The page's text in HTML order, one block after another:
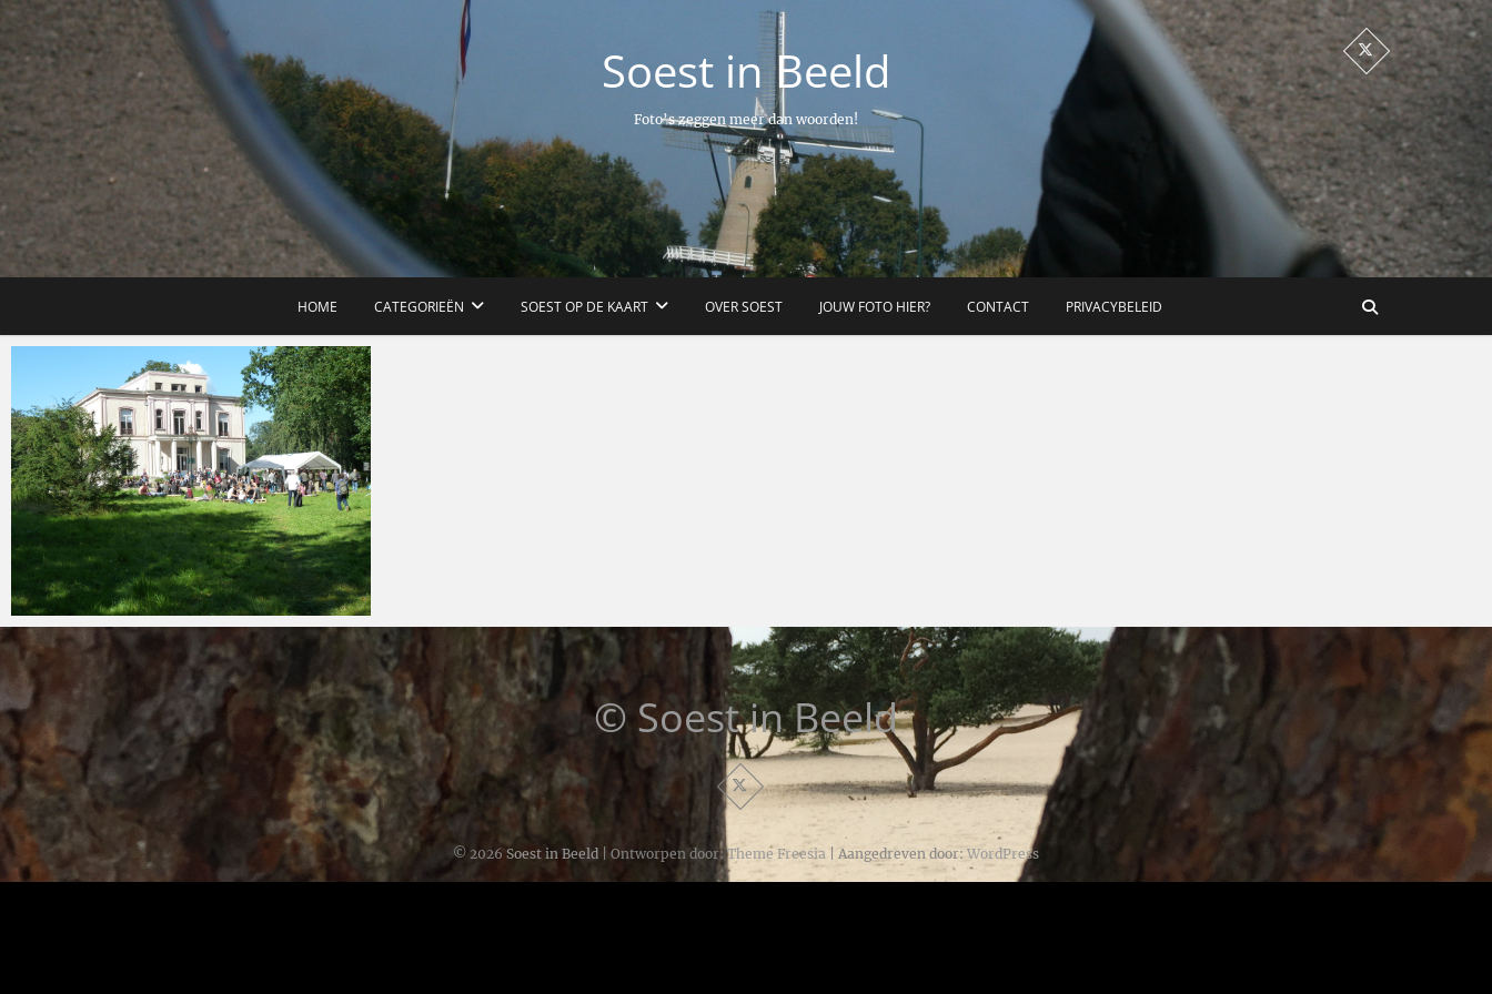
Ga
de
inhoud
Soest in Beeld
Foto’s zeggen meer dan woorden!
HOME CATEGORIEËN SOEST OP DE KAART OVER SOEST JOUW FOTO HIER? CONTACT PRIVACYBELEID
© Soest in Beeld
© 2026 Soest in Beeld | Ontworpen door:Theme Freesia | Aangedreven door: WordPress